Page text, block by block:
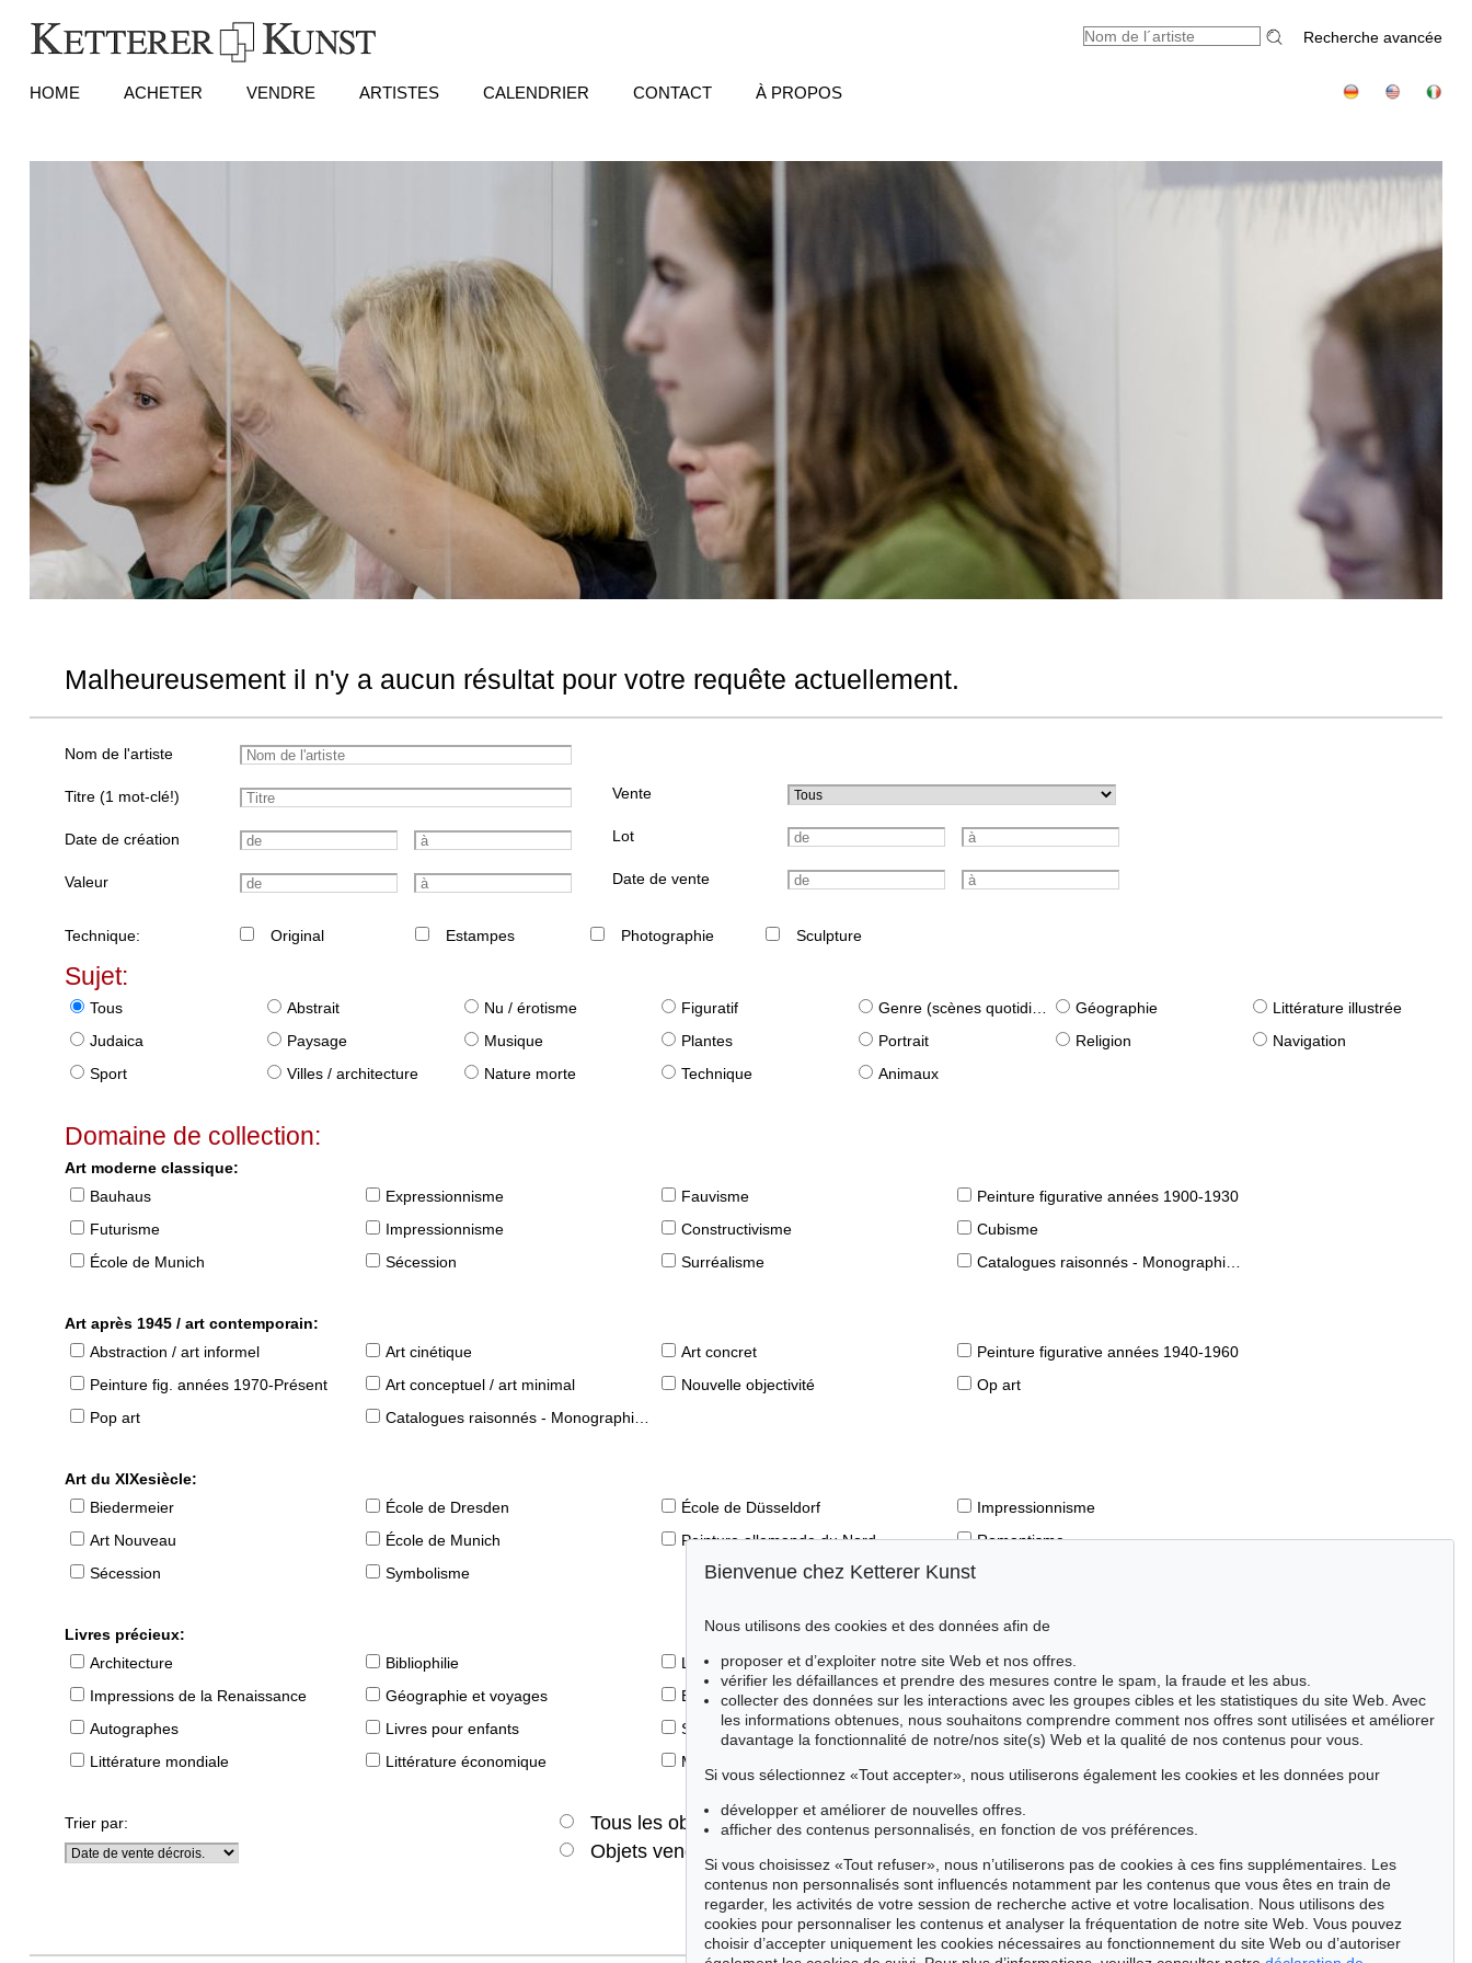
Recherche avancée
HOME ACHETER VENDRE ARTISTES CALENDRIER CONTACT À PROPOS
Malheureusement il n'y a aucun résultat pour votre requête actuellement.
Nom de l'artiste
Titre (1 mot-clé!)
Date de création
Valeur
Vente
Lot
Date de vente
Technique: Original Estampes Photographie Sculpture
Sujet:
Tous Abstrait Nu / érotisme Figuratif Genre (scènes quotidiennes) Géographie
Littérature illustrée
Judaica
Paysage Musique Plantes Portrait Religion
Navigation
Sport
Villes / architecture Nature morte Technique Animaux
Domaine de collection:
Art moderne classique:
Bauhaus
Expressionnisme Fauvisme
Peinture figurative années 1900-1930
Futurisme
Impressionnisme Constructivisme
Cubisme
École de Munich
Sécession Surréalisme Catalogues raisonnés - Monographies d'artistes
Art après 1945 / art contemporain:
Abstraction / art informel
Art cinétique Art concret
Peinture figurative années 1940-1960
Peinture fig. années 1970-Présent
Art conceptuel / art minimal Nouvelle objectivité
Op art
Pop art
Catalogues raisonnés - Monographies d'artistes
Art du XIXesiècle:
Biedermeier
École de Dresden École de Düsseldorf
Impressionnisme
Art Nouveau
École de Munich Peinture allemande du Nord
Romantisme
Sécession
Symbolisme
Livres précieux:
Architecture
Bibliophilie Le livre des Modernes
Incunables et livres du XVIe siècle
Impressions de la Renaissance
Géographie et voyages Éditions princeps
Manuscrits anciens
Autographes
Livres pour enfants Style de vie
Événements clés des sciences naturelles
Littérature mondiale
Littérature économique Merveilles de la nature
Trier par: Tous les objets
Offres actuelles
Objets vendus
Chercher
Bienvenue chez Ketterer Kunst
Nous utilisons des cookies et des données afin de
proposer et d’exploiter notre site Web et nos offres.
vérifier les défaillances et prendre des mesures contre le spam, la fraude et les abus.
collecter des données sur les interactions avec les groupes cibles et les statistiques du site Web. Avec
les informations obtenues, nous souhaitons comprendre comment nos offres sont utilisées et améliorer
davantage la fonctionnalité de notre/nos site(s) Web et la qualité de nos contenus pour vous.
Si vous sélectionnez «Tout accepter», nous utiliserons également les cookies et les données pour
développer et améliorer de nouvelles offres.
afficher des contenus personnalisés, en fonction de vos préférences.
Si vous choisissez «Tout refuser», nous n’utiliserons pas de cookies à ces fins supplémentaires. Les
contenus non personnalisés sont influencés notamment par les contenus que vous êtes en train de
regarder, les activités de votre session de recherche active et votre localisation. Nous utilisons des
cookies pour personnaliser les contenus et analyser la fréquentation de notre site Web. Vous pouvez
choisir d’accepter uniquement les cookies nécessaires au fonctionnement du site Web ou d’autoriser